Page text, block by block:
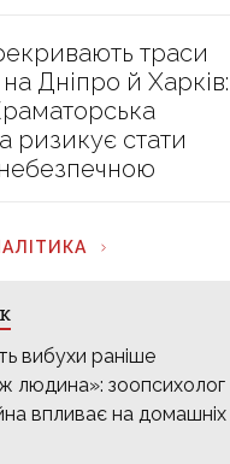
траси
Дніпро й Харків:
ризикує стати
вибухи раніше
людина»: зоопсихолог
впливає на домашніх